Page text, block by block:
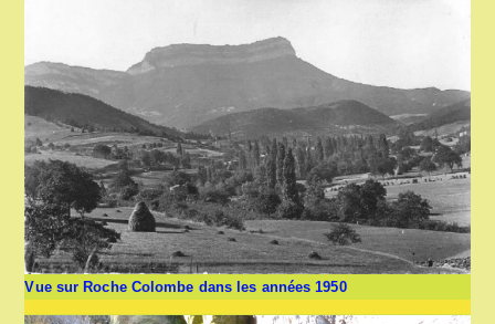
Vue sur Roche Colombe dans les années 1950